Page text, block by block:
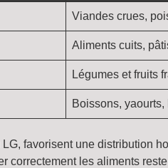
Viandes crues,
Aliments cuits,
Légumes et fruits
Boissons, yaourts,
favorisent une distribution
correctement les aliments